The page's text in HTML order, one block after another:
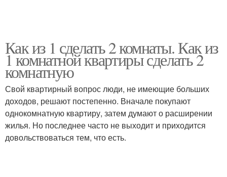
Как из 1 сделать 2 комнаты. Как из
1 комнатной квартиры сделать 2
комнатную
Свой квартирный вопрос люди, не имеющие больших
доходов, решают постепенно. Вначале покупают
однокомнатную квартиру, затем думают о расширении
жилья. Но последнее часто не выходит и приходится
довольствоваться тем, что есть.